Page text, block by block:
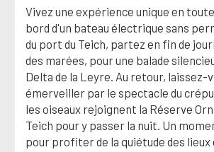
Vivez une expérience unique en
bord d'un bateau électrique sans
du port du Teich, partez en fin de
des marées, pour une balade
Delta de la Leyre. Au retour, laissez-
émerveiller par le spectacle du
les oiseaux rejoignent la Réserve
Teich pour y passer la nuit. Un
pour profiter de la quiétude des